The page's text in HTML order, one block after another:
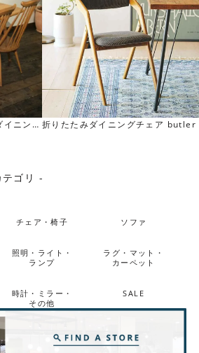
ニング 折りたたみダイニングチェア butler
ゴリ -
チェア・椅子 ソファ
照明・ライト・
ランプ
ラグ・マット・
カーペット
時計・ミラー・
その他
SALE